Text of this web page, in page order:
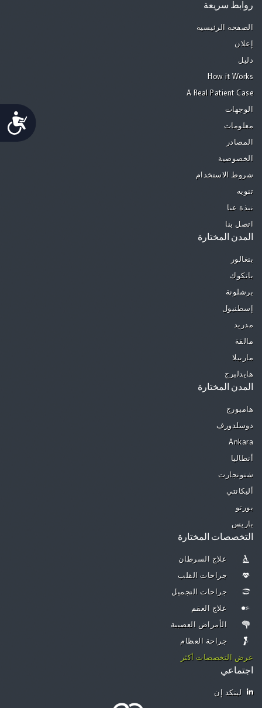
Accessibility
روابط سريعة
الصفحة الرئيسية
إعلان
دليل
How it Works
A Real Patient Case
الوجهات
معلومات
المصادر
الخصوصية
شروط الاستخدام
تنويه
نبذة عنا
اتصل بنا
المدن المختارة
بنغالور
بانكوك
برشلونة
إسطنبول
مدريد
مالقة
ماربيلا
هايدلبرج
المدن المختارة
هامبورج
دوسلدورف
Ankara
أنطاليا
شتوتجارت
أليكانتي
بورتو
باريس
التخصصات المختارة
علاج السرطان
جراحات القلب
جراحات التجميل
علاج العقم
الأمراض العصبية
جراحة العظام
عرض التخصصات أكثر
اجتماعي
لينكد إن